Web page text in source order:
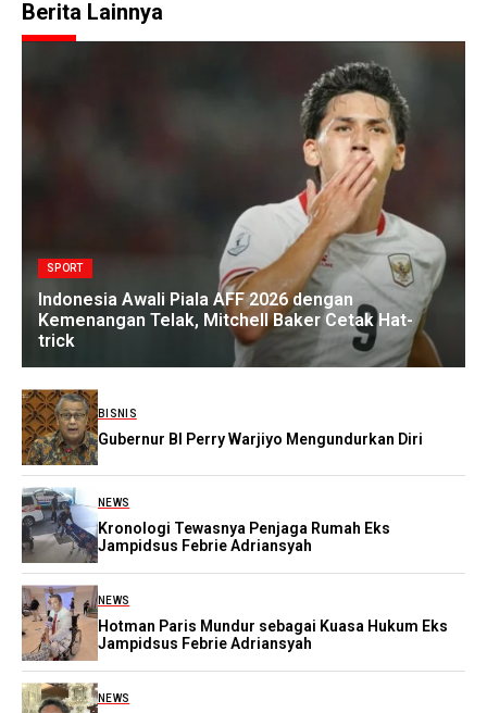
Berita Lainnya
SPORT
Indonesia Awali Piala AFF 2026 dengan
Kemenangan Telak, Mitchell Baker Cetak Hat-
trick
BISNIS
Gubernur BI Perry Warjiyo Mengundurkan Diri
NEWS
Kronologi Tewasnya Penjaga Rumah Eks
Jampidsus Febrie Adriansyah
NEWS
Hotman Paris Mundur sebagai Kuasa Hukum Eks
Jampidsus Febrie Adriansyah
NEWS